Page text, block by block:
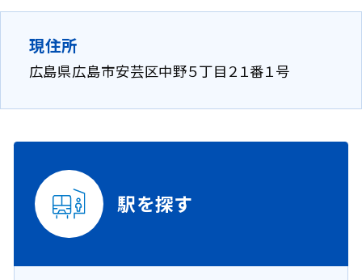
現住所
広島県広島市安芸区中野５丁目２１番１号
駅を探す